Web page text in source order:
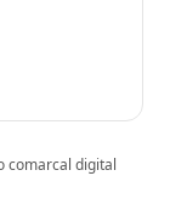
comarcal digital